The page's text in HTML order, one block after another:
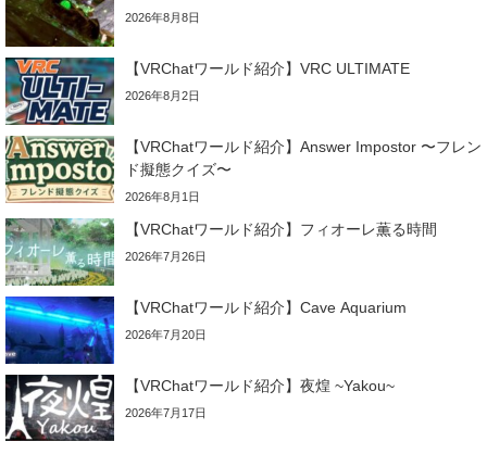
2026年8月8日
【VRChatワールド紹介】VRC ULTIMATE
2026年8月2日
【VRChatワールド紹介】Answer Impostor 〜フレン
ド擬態クイズ〜
2026年8月1日
【VRChatワールド紹介】フィオーレ薫る時間
2026年7月26日
【VRChatワールド紹介】Cave Aquarium
2026年7月20日
【VRChatワールド紹介】夜煌 ~Yakou~
2026年7月17日